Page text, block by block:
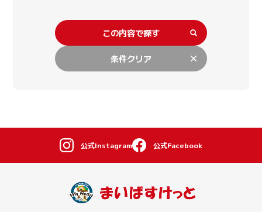
この内容で探す
条件クリア
公式Instagram 公式Facebook